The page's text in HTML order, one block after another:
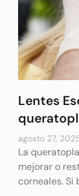
Lentes
agosto 27,
La
mejorar o
corneales. Si